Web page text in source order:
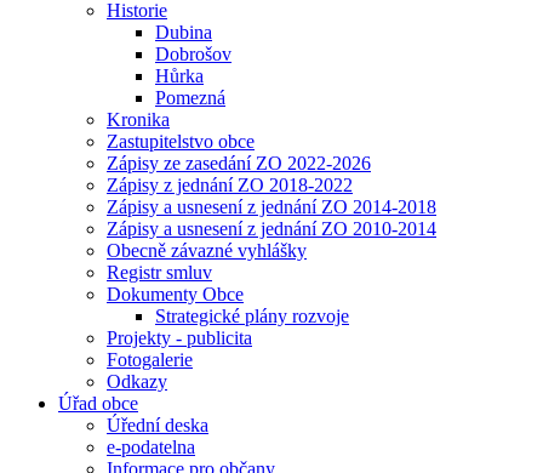
Historie
Dubina
Dobrošov
Hůrka
Pomezná
Kronika
Zastupitelstvo obce
Zápisy ze zasedání ZO 2022-2026
Zápisy z jednání ZO 2018-2022
Zápisy a usnesení z jednání ZO 2014-2018
Zápisy a usnesení z jednání ZO 2010-2014
Obecně závazné vyhlášky
Registr smluv
Dokumenty Obce
Strategické plány rozvoje
Projekty - publicita
Fotogalerie
Odkazy
Úřad obce
Úřední deska
e-podatelna
Informace pro občany